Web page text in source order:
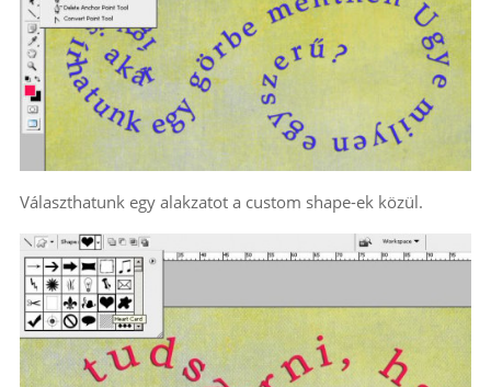
Választhatunk egy alakzatot a custom shape-ek közül.